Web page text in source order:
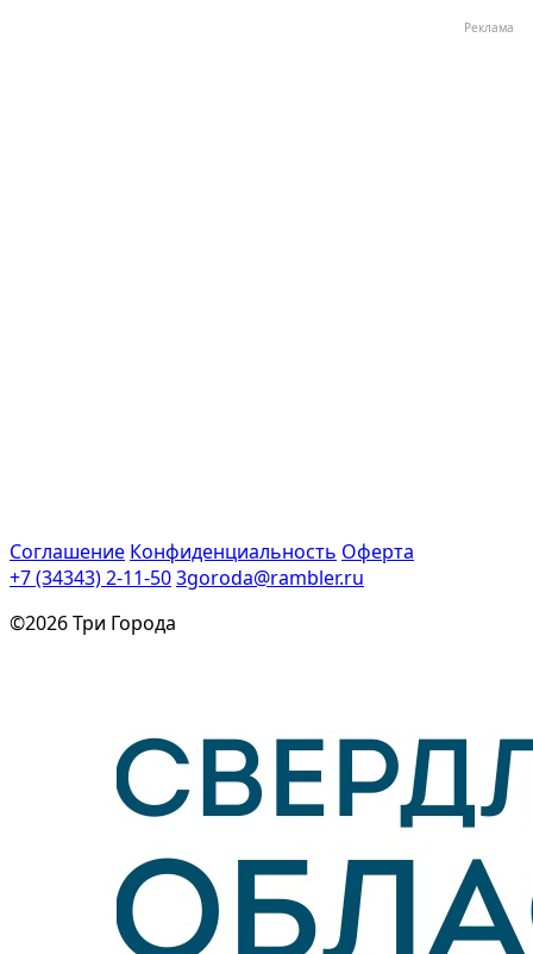
Реклама
Соглашение Конфиденциальность Оферта
+7 (34343) 2-11-503goroda@rambler.ru
©2026 Три Города